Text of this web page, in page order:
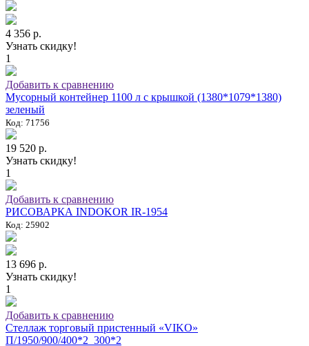
4 356 р.
Узнать скидку!
1
Добавить к сравнению
Мусорный контейнер 1100 л с крышкой (1380*1079*1380)
зеленый
Код: 71756
19 520 р.
Узнать скидку!
1
Добавить к сравнению
РИСОВАРКА INDOKOR IR-1954
Код: 25902
13 696 р.
Узнать скидку!
1
Добавить к сравнению
Стеллаж торговый пристенный «VIKO»
П/1950/900/400*2_300*2